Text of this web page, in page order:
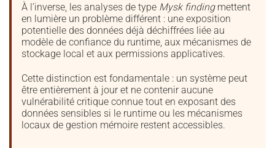
À l’inverse, les analyses de type Mysk findingmettent
en lumière un problème différent : une exposition
potentielle des données déjà déchiffrées liée au
modèle de confiance du runtime, aux mécanismes de
stockage local et aux permissions applicatives.
Cette distinction est fondamentale : un système peut
être entièrement à jour et ne contenir aucune
vulnérabilité critique connue tout en exposant des
données sensibles si le runtime ou les mécanismes
locaux de gestion mémoire restent accessibles.